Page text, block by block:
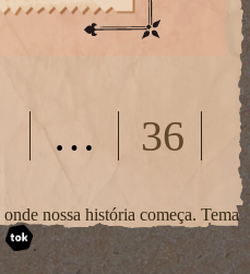
… 36
nossa história começa. Tema
.